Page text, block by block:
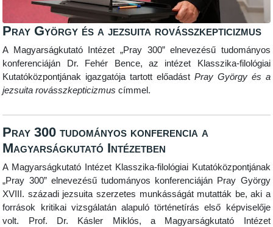
Pray György és a jezsuita rovásszkepticizmus
A Magyarságkutató Intézet „Pray 300” elnevezésű tudományos
konferenciáján Dr. Fehér Bence, az intézet Klasszika-filológiai
Kutatóközpontjának igazgatója tartott előadást Pray György és a
jezsuita rovásszkepticizmus címmel.
Pray 300 tudományos konferencia a
Magyarságkutató Intézetben
A Magyarságkutató Intézet Klasszika-filológiai Kutatóközpontjának
„Pray 300” elnevezésű tudományos konferenciáján Pray György
XVIII. századi jezsuita szerzetes munkásságát mutatták be, aki a
források kritikai vizsgálatán alapuló történetírás első képviselője
volt. Prof. Dr. Kásler Miklós, a Magyarságkutató Intézet